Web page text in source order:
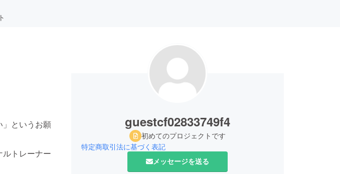
」というお願
ルトレーナー
guestcf02833749f4
初めてのプロジェクトです
特定商取引法に基づく表記
メッセージを送る